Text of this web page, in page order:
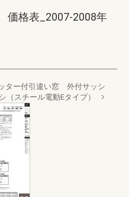
価格表_2007-2008年
ー付引違い窓 外付サッシ
（スチール電動Eタイプ）